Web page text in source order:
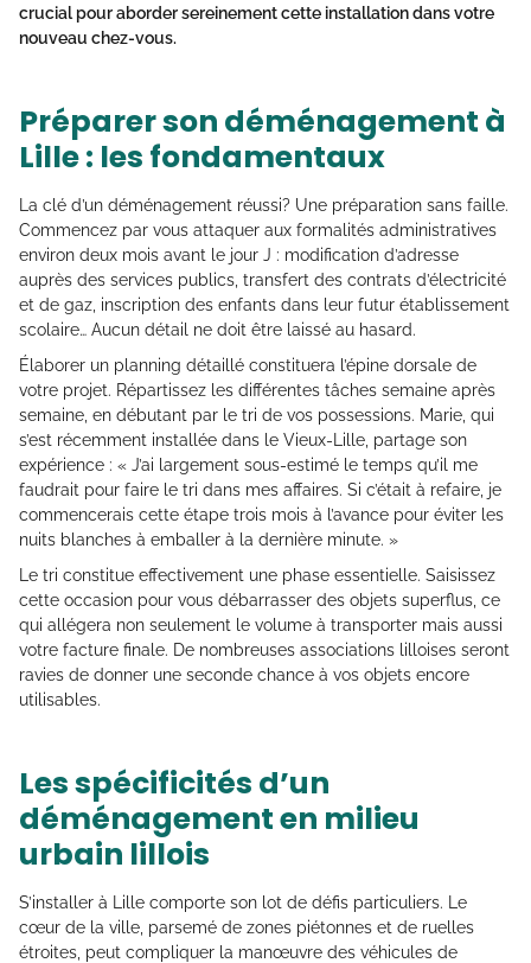
crucial pour aborder sereinement cette installation dans votre
nouveau chez-vous.
Préparer son déménagement à
Lille : les fondamentaux
La clé d’un déménagement réussi? Une préparation sans faille.
Commencez par vous attaquer aux formalités administratives
environ deux mois avant le jour J : modification d’adresse
auprès des services publics, transfert des contrats d’électricité
et de gaz, inscription des enfants dans leur futur établissement
scolaire… Aucun détail ne doit être laissé au hasard.
Élaborer un planning détaillé constituera l’épine dorsale de
votre projet. Répartissez les différentes tâches semaine après
semaine, en débutant par le tri de vos possessions. Marie, qui
s’est récemment installée dans le Vieux-Lille, partage son
expérience : « J’ai largement sous-estimé le temps qu’il me
faudrait pour faire le tri dans mes affaires. Si c’était à refaire, je
commencerais cette étape trois mois à l’avance pour éviter les
nuits blanches à emballer à la dernière minute. »
Le tri constitue effectivement une phase essentielle. Saisissez
cette occasion pour vous débarrasser des objets superflus, ce
qui allégera non seulement le volume à transporter mais aussi
votre facture finale. De nombreuses associations lilloises seront
ravies de donner une seconde chance à vos objets encore
utilisables.
Les spécificités d’un
déménagement en milieu
urbain lillois
S’installer à Lille comporte son lot de défis particuliers. Le
cœur de la ville, parsemé de zones piétonnes et de ruelles
étroites, peut compliquer la manœuvre des véhicules de